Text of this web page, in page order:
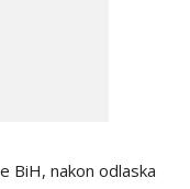
BiH, nakon odlaska